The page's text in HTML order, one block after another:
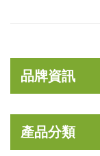
品牌資訊
產品分類